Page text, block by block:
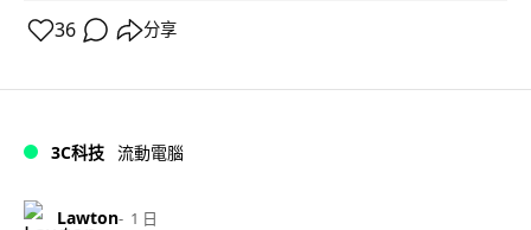
36 分享
3C科技 流動電腦
Lawton 1 日